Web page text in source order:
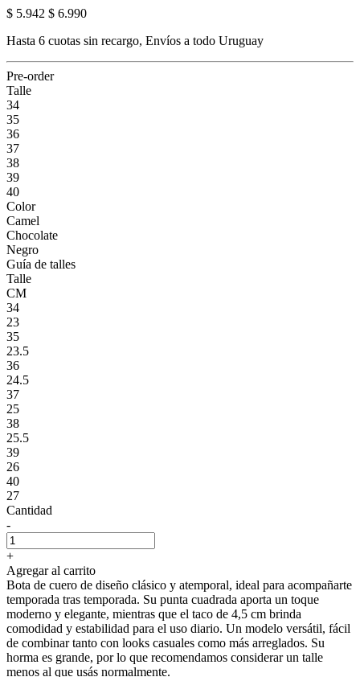
$ 5.942 $ 6.990
Hasta 6 cuotas sin recargo, Envíos a todo Uruguay
Pre-order
Talle
34
35
36
37
38
39
40
Color
Camel
Chocolate
Negro
Guía de talles
Talle
CM
34
23
35
23.5
36
24.5
37
25
38
25.5
39
26
40
27
Cantidad
-
+
Agregar al carrito
Bota de cuero de diseño clásico y atemporal, ideal para acompañarte
temporada tras temporada. Su punta cuadrada aporta un toque
moderno y elegante, mientras que el taco de 4,5 cm brinda
comodidad y estabilidad para el uso diario. Un modelo versátil, fácil
de combinar tanto con looks casuales como más arreglados. Su
horma es grande, por lo que recomendamos considerar un talle
menos al que usás normalmente.